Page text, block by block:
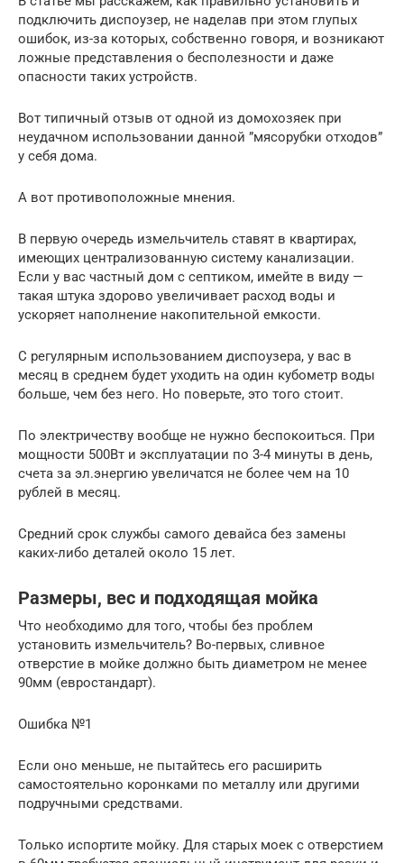
подключить диспоузер, не наделав при этом глупых
ошибок, из-за которых, собственно говоря, и возникают
ложные представления о бесполезности и даже
опасности таких устройств.
Вот типичный отзыв от одной из домохозяек при
неудачном использовании данной ”мясорубки отходов”
у себя дома.
А вот противоположные мнения.
В первую очередь измельчитель ставят в квартирах,
имеющих централизованную систему канализации.
Если у вас частный дом с септиком, имейте в виду —
такая штука здорово увеличивает расход воды и
ускоряет наполнение накопительной емкости.
С регулярным использованием диспоузера, у вас в
месяц в среднем будет уходить на один кубометр воды
больше, чем без него. Но поверьте, это того стоит.
По электричеству вообще не нужно беспокоиться. При
мощности 500Вт и эксплуатации по 3-4 минуты в день,
счета за эл.энергию увеличатся не более чем на 10
рублей в месяц.
Средний срок службы самого девайса без замены
каких-либо деталей около 15 лет.
Размеры, вес и подходящая мойка
Что необходимо для того, чтобы без проблем
установить измельчитель? Во-первых, сливное
отверстие в мойке должно быть диаметром не менее
90мм (евростандарт).
Ошибка №1
Если оно меньше, не пытайтесь его расширить
самостоятельно коронками по металлу или другими
подручными средствами.
Только испортите мойку. Для старых моек с отверстием